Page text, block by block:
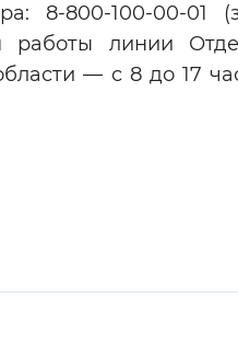
8-800-100-00-01
линии
— с 8 до 17